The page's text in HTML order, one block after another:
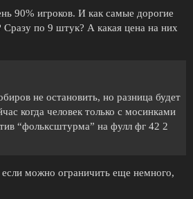
90% игроков. И как самые дорогие
Сразу по 9 штук? А какая цена на них
не остановить, но разница будет
когда человек только с мосинками
“фольксштурма” на фулл фг 42 2
можно ограничить еще немного,